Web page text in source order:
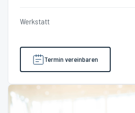
Werkstatt
Termin vereinbaren